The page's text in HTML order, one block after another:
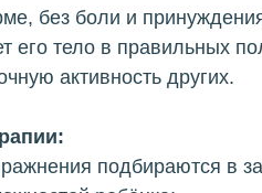
без боли и
его тело в правильных
активность других.
подбираются в